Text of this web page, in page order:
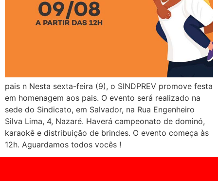
pais n Nesta sexta-feira (9), o SINDPREV promove festa
em homenagem aos pais. O evento será realizado na
sede do Sindicato, em Salvador, na Rua Engenheiro
Silva Lima, 4, Nazaré. Haverá campeonato de dominó,
karaokê e distribuição de brindes. O evento começa às
12h. Aguardamos todos vocês !